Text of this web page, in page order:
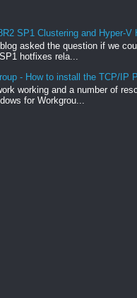
SP1 Clustering and Hyper-V
asked the question if we
hotfixes rela...
- How to install the TCP/IP
working and a number of
for Workgrou...